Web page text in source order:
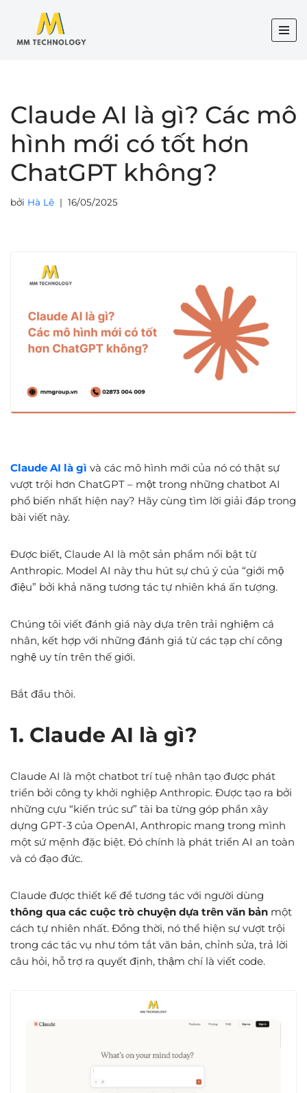
Chuyển
Claude AI là gì? Các mô
hình mới có tốt hơn
ChatGPT không?
bởi Hà Lê 16/05/2025
Claude AI là gì và các mô hình mới của nó có thật sự
vượt trội hơn ChatGPT – một trong những chatbot AI
phổ biến nhất hiện nay? Hãy cùng tìm lời giải đáp trong
bài viết này.
Được biết, Claude AI là một sản phẩm nổi bật từ
Anthropic. Model AI này thu hút sự chú ý của “giới mộ
điệu” bởi khả năng tương tác tự nhiên khá ấn tượng.
Chúng tôi viết đánh giá này dựa trên trải nghiệm cá
nhân, kết hợp với những đánh giá từ các tạp chí công
nghệ uy tín trên thế giới.
Bắt đầu thôi.
1. Claude AI là gì?
Claude AI là một chatbot trí tuệ nhân tạo được phát
triển bởi công ty khởi nghiệp Anthropic. Được tạo ra bởi
những cựu “kiến trúc sư” tài ba từng góp phần xây
dựng GPT-3 của OpenAI, Anthropic mang trong mình
một sứ mệnh đặc biệt. Đó chính là phát triển AI an toàn
và có đạo đức.
Claude được thiết kế để tương tác với người dùng
thông qua các cuộc trò chuyện dựa trên văn bản một
cách tự nhiên nhất. Đồng thời, nó thể hiện sự vượt trội
trong các tác vụ như tóm tắt văn bản, chỉnh sửa, trả lời
câu hỏi, hỗ trợ ra quyết định, thậm chí là viết code.